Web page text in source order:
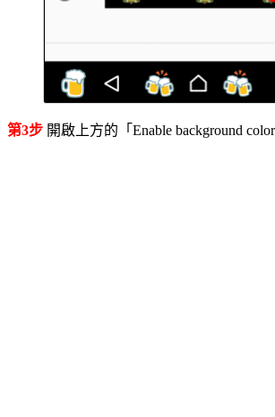
第3步 開啟上方的「Enable background